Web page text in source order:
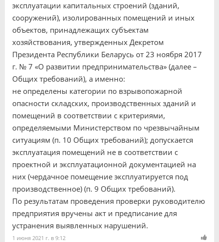
эксплуатации капитальных строений (зданий,
сооружений), изолированных помещений и иных
объектов, принадлежащих субъектам
хозяйствования, утвержденных Декретом
Президента Республики Беларусь от 23 ноября 2017
г. № 7 «О развитии предпринимательства» (далее –
Общих требований), а именно:
не определены категории по взрывопожарной
опасности складских, производственных зданий и
помещений в соответствии с критериями,
определяемыми Министерством по чрезвычайным
ситуациям (п. 10 Общих требований); допускается
эксплуатация помещений не в соответствии с
проектной и эксплуатационной документацией на
них (чердачное помещение эксплуатируется под
производственное) (п. 9 Общих требований).
По результатам проведения проверки руководителю
предприятия вручены акт и предписание для
устранения выявленных нарушений.
1 июня 2021 г. в 9:12